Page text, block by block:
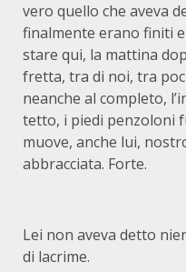
vero quello che aveva
finalmente erano finiti
stare qui, la mattina
fretta, tra di noi, tra
neanche al completo,
tetto, i piedi penzoloni
muove, anche lui,
abbracciata. Forte.
Lei non aveva detto
di lacrime.